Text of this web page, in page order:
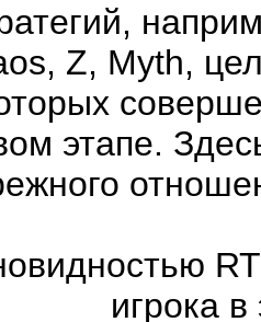
Z, Myth,
этапе.
игрока